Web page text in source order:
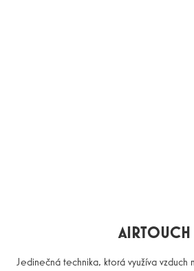
AIRTOUCH
Jedinečná technika, ktorá využíva vzduch